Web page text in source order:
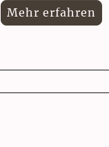
Mehr erfahren